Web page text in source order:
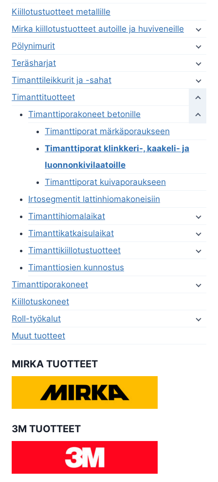
Kiillotustuotteet metallille
Mirka kiillotustuotteet autoille ja huviveneille
Pölynimurit
Teräsharjat
Timanttileikkurit ja -sahat
Timanttituotteet
Timanttiporakoneet betonille
Timanttiporat märkäporaukseen
Timanttiporat klinkkeri-, kaakeli- ja
luonnonkivilaatoille
Timanttiporat kuivaporaukseen
Irtosegmentit lattinhiomakoneisiin
Timanttihiomalaikat
Timanttikatkaisulaikat
Timanttikiillotustuotteet
Timanttiosien kunnostus
Timanttiporakoneet
Kiillotuskoneet
Roll-työkalut
Muut tuotteet
MIRKA TUOTTEET
3M TUOTTEET